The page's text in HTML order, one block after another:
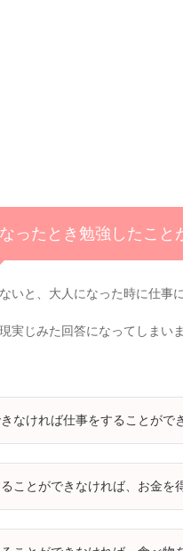
ったとき勉強したこと
いと、大人になった時に仕事
実じみた回答になってしまいま
なければ仕事をすることがで
ことができなければ、お金を